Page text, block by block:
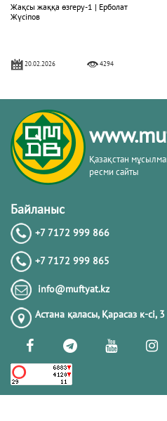
Жақсы жаққа өзгеру-1 | Ерболат
Жүсіпов
20.02.2026 4294
Жүрек сырлары 2-дәріс. Тәубе
тақырыбы. Әр-рисала әл-Қушайрия
кітабы негізінде
20.02.2026
20.02.2026
РАМАЗАН – РАХЫМ, КЕШІРІМ ЖӘНЕ
ТОЗАҚТАН ҚҰТЫЛУ АЙЫ
19.02.2026 7500
РАМАЗАН ҚАРСАҢЫНДАҒЫ
Қазақстан
ресми сайты
Байланыс
+7 7172 999 866
+7 7172 999 865
info@muftyat.kz
Астана қаласы, Қарасаз к-сi, 3